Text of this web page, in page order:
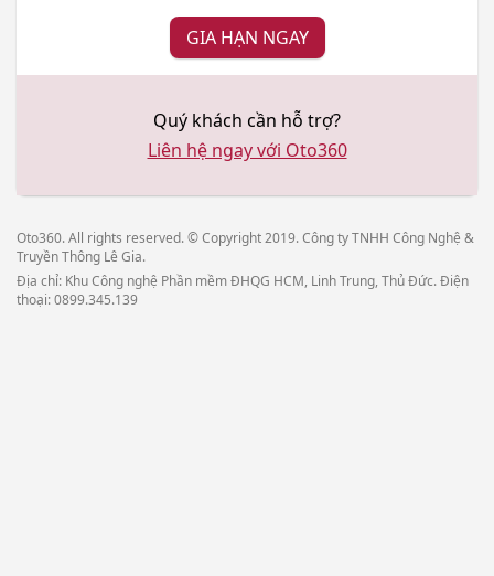
GIA HẠN NGAY
Quý khách cần hỗ trợ?
Liên hệ ngay với Oto360
Oto360. All rights reserved. © Copyright 2019. Công ty TNHH Công Nghệ &
Truyền Thông Lê Gia.
Địa chỉ: Khu Công nghệ Phần mềm ĐHQG HCM, Linh Trung, Thủ Đức. Điện
thoại: 0899.345.139